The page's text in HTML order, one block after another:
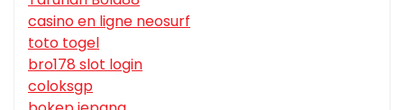
casino en ligne neosurf
toto togel
bro178 slot login
coloksgp